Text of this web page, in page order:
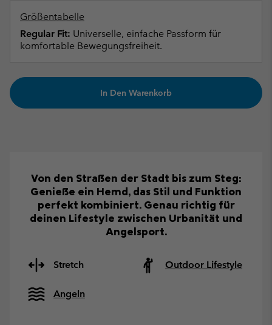
Größentabelle
Regular Fit: Universelle, einfache Passform für
komfortable Bewegungsfreiheit.
In Den Warenkorb
Von den Straßen der Stadt bis zum Steg:
Genieße ein Hemd, das Stil und Funktion
perfekt kombiniert. Genau richtig für
deinen Lifestyle zwischen Urbanität und
Angelsport.
Stretch Outdoor Lifestyle
Angeln